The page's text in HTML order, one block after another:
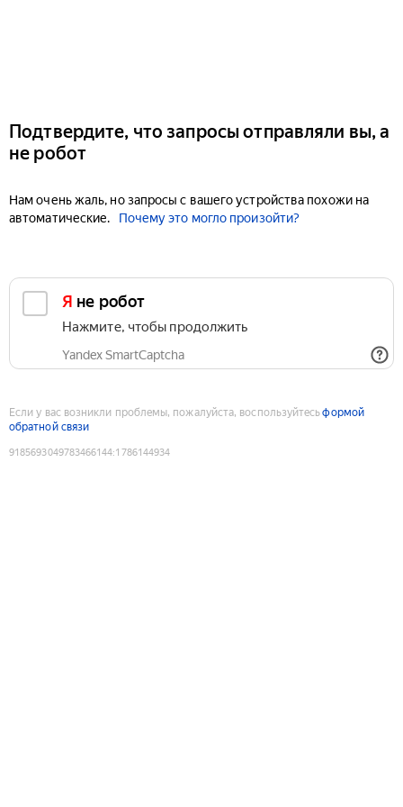
Подтвердите, что запросы отправляли вы, а
не робот
Нам очень жаль, но запросы с вашего устройства похожи на
автоматические.
Почему это могло произойти?
Я не робот
Нажмите, чтобы продолжить
Yandex SmartCaptcha
Если у вас возникли проблемы, пожалуйста, воспользуйтесьформой
обратной связи
9185693049783466144:1786144934